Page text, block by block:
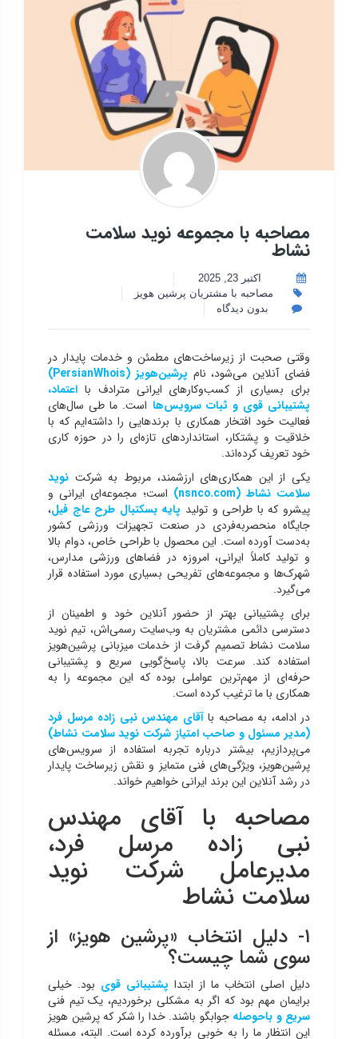
مصاحبه با مجموعه نوید سلامت
نشاط
اکتبر 23, 2025
مصاحبه با مشتریان پرشین هویز
بدون دیدگاه
وقتی صحبت از زیرساخت‌های مطمئن و خدمات پایدار در
فضای آنلاین می‌شود، نام پرشین‌هویز (PersianWhois)
برای بسیاری از کسب‌وکارهای ایرانی مترادف با اعتماد،
پشتیبانی قوی و ثبات سرویس‌ها است. ما طی سال‌های
فعالیت خود افتخار همکاری با برندهایی را داشته‌ایم که با
خلاقیت و پشتکار، استانداردهای تازه‌ای را در حوزه کاری
خود تعریف کرده‌اند.
یکی از این همکاری‌های ارزشمند، مربوط به شرکت نوید
سلامت نشاط (nsnco.com)
است؛ مجموعه‌ای ایرانی و
پیشرو که با طراحی و تولید پایه بسکتبال طرح عاج فیل،
جایگاه منحصربه‌فردی در صنعت تجهیزات ورزشی کشور
به‌دست آورده است. این محصول با طراحی خاص، دوام بالا
و تولید کاملاً ایرانی، امروزه در فضاهای ورزشی مدارس،
شهرک‌ها و مجموعه‌های تفریحی بسیاری مورد استفاده قرار
می‌گیرد.
برای پشتیبانی بهتر از حضور آنلاین خود و اطمینان از
دسترسی دائمی مشتریان به وب‌سایت رسمی‌اش، تیم نوید
سلامت نشاط تصمیم گرفت از خدمات میزبانی پرشین‌هویز
استفاده کند. سرعت بالا، پاسخ‌گویی سریع و پشتیبانی
حرفه‌ای از مهم‌ترین عواملی بوده که این مجموعه را به
همکاری با ما ترغیب کرده است.
در ادامه، به مصاحبه باآقای مهندس نبی زاده مرسل فرد
(مدیر مسئول و صاحب امتیاز شرکت نوید سلامت نشاط)
می‌پردازیم، بیشتر درباره تجربه استفاده از سرویس‌های
پرشین‌هویز، ویژگی‌های فنی متمایز و نقش زیرساخت پایدار
در رشد آنلاین این برند ایرانی خواهیم خواند.
مصاحبه با آقای مهندس
نبی زاده مرسل فرد،
مدیرعامل شركت نويد
سلامت نشاط
۱- دلیل انتخاب «پرشین هویز» از
سوی شما چیست؟
دلیل اصلی انتخاب ما از ابتدا پشتیبانی قوی بود. خیلی
برایمان مهم بود که اگر به مشکلی برخوردیم، یک تیم فنی
سریع و باحوصله جوابگو باشند. خدا را شکر که پرشین هویز
این انتظار ما را به خوبی برآورده کرده است. البته، مسئله